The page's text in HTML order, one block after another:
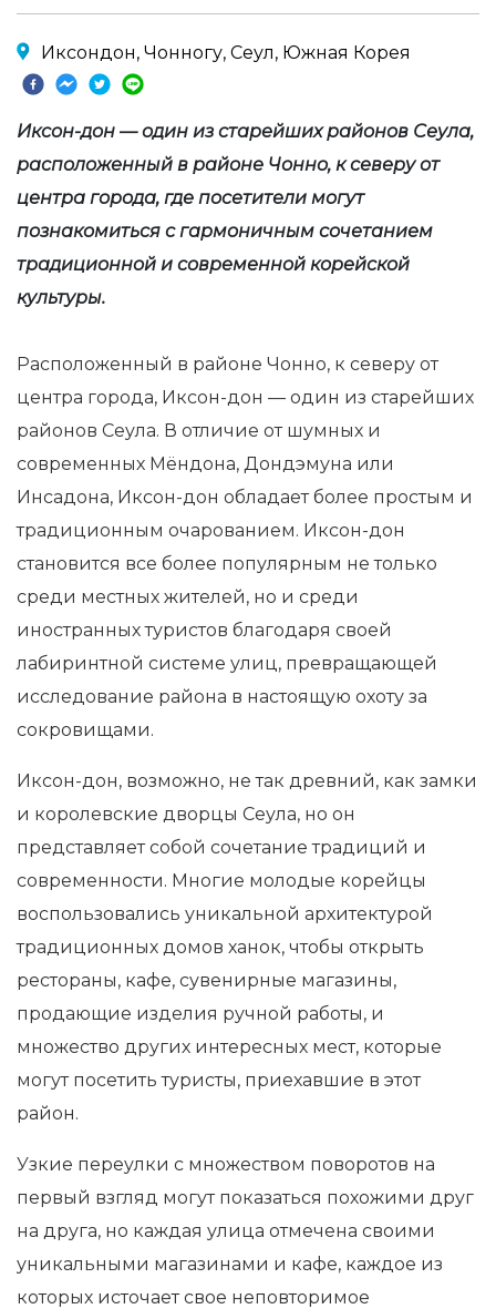
Иксондон, Чонногу, Сеул, Южная Корея
Иксон-дон — один из старейших районов Сеула,
расположенный в районе Чонно, к северу от
центра города, где посетители могут
познакомиться с гармоничным сочетанием
традиционной и современной корейской
культуры.
Расположенный в районе Чонно, к северу от
центра города, Иксон-дон — один из старейших
районов Сеула. В отличие от шумных и
современных Мёндона, Дондэмуна или
Инсадона, Иксон-дон обладает более простым и
традиционным очарованием. Иксон-дон
становится все более популярным не только
среди местных жителей, но и среди
иностранных туристов благодаря своей
лабиринтной системе улиц, превращающей
исследование района в настоящую охоту за
сокровищами.
Иксон-дон, возможно, не так древний, как замки
и королевские дворцы Сеула, но он
представляет собой сочетание традиций и
современности. Многие молодые корейцы
воспользовались уникальной архитектурой
традиционных домов ханок, чтобы открыть
рестораны, кафе, сувенирные магазины,
продающие изделия ручной работы, и
множество других интересных мест, которые
могут посетить туристы, приехавшие в этот
район.
Узкие переулки с множеством поворотов на
первый взгляд могут показаться похожими друг
на друга, но каждая улица отмечена своими
уникальными магазинами и кафе, каждое из
которых источает свое неповторимое